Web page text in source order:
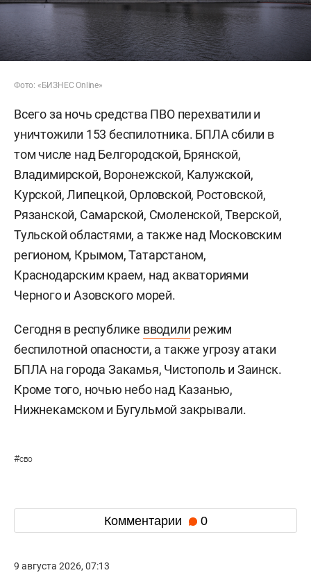
Фото: «БИЗНЕС Online»
Всего за ночь средства ПВО перехватили и
уничтожили 153 беспилотника. БПЛА сбили в
том числе над Белгородской, Брянской,
Владимирской, Воронежской, Калужской,
Курской, Липецкой, Орловской, Ростовской,
Рязанской, Самарской, Смоленской, Тверской,
Тульской областями, а также над Московским
регионом, Крымом, Татарстаном,
Краснодарским краем, над акваториями
Черного и Азовского морей.
Сегодня в республике вводили режим
беспилотной опасности, а также угрозу атаки
БПЛА на города Закамья, Чистополь и Заинск.
Кроме того, ночью небо над Казанью,
Нижнекамском и Бугульмой закрывали.
#сво
Комментарии 0
9 августа 2026, 07:13